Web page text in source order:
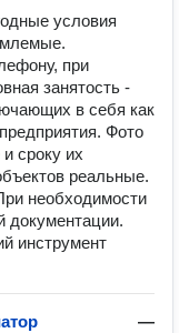
условия
при
занятость -
в себя как
Фото
сроку их
реальные.
необходимости
документации.
инструмент
—